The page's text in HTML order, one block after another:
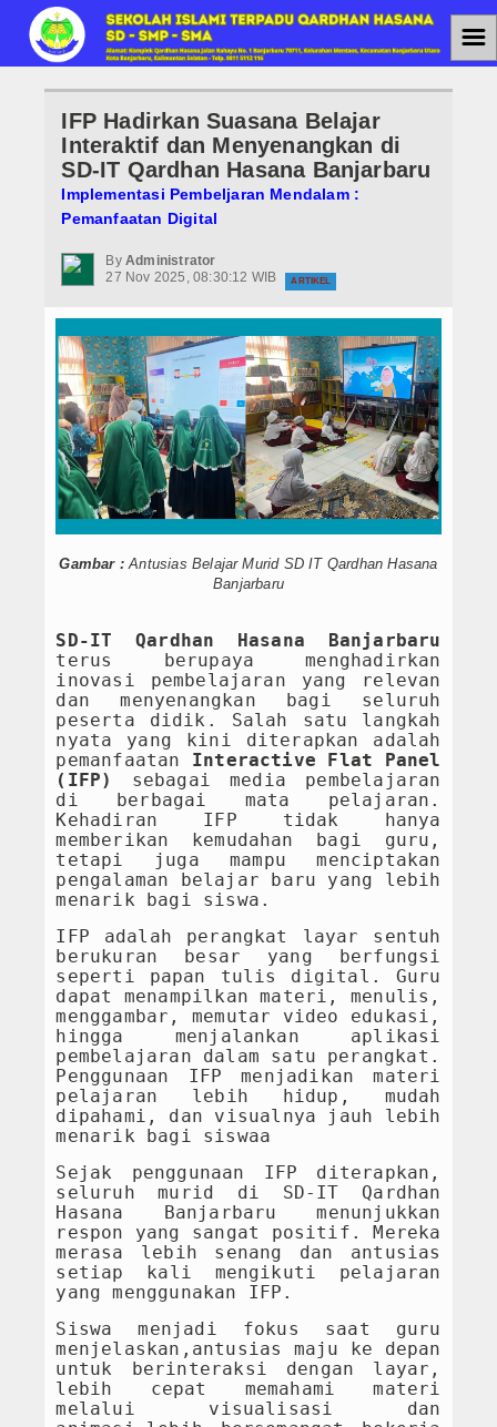
Home
Jenjang Pendidikan
SMAIT
Agenda
PPDB
PPDB SMAIT
PPDB SMPIT
PPDB SDIT
Album Foto
Koleksi Video
Download
Hubungi Kami
Struktur Yayasan
Sejarah Yayasan
Index Berita
Artikel
☰
IFP Hadirkan Suasana Belajar
Interaktif dan Menyenangkan di
SD-IT Qardhan Hasana Banjarbaru
Implementasi Pembeljaran Mendalam :
Pemanfaatan Digital
By Administrator
27 Nov 2025, 08:30:12 WIB
ARTIKEL
Gambar :Antusias Belajar Murid SD IT Qardhan Hasana
Banjarbaru
SD-IT Qardhan Hasana Banjarbaru
terus berupaya menghadirkan
inovasi pembelajaran yang relevan
dan menyenangkan bagi seluruh
peserta didik. Salah satu langkah
nyata yang kini diterapkan adalah
pemanfaatan Interactive Flat Panel
(IFP)
sebagai media pembelajaran
di berbagai mata pelajaran.
Kehadiran IFP tidak hanya
memberikan kemudahan bagi guru,
tetapi juga mampu menciptakan
pengalaman belajar baru yang lebih
menarik bagi siswa.
IFP adalah perangkat layar sentuh
berukuran besar yang berfungsi
seperti papan tulis digital. Guru
dapat menampilkan materi, menulis,
menggambar, memutar video edukasi,
hingga menjalankan aplikasi
pembelajaran dalam satu perangkat.
Penggunaan IFP menjadikan materi
pelajaran lebih hidup, mudah
dipahami, dan visualnya jauh lebih
menarik bagi siswaa
Sejak penggunaan IFP diterapkan,
seluruh murid di SD-IT Qardhan
Hasana Banjarbaru menunjukkan
respon yang sangat positif. Mereka
merasa lebih senang dan antusias
setiap kali mengikuti pelajaran
yang menggunakan IFP.
Siswa menjadi fokus saat guru
menjelaskan,antusias maju ke depan
untuk berinteraksi dengan layar,
lebih cepat memahami materi
melalui visualisasi dan